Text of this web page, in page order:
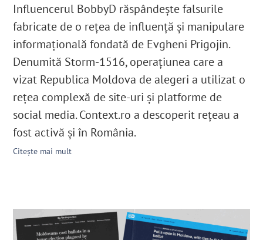
Influencerul BobbyD răspândește falsurile
fabricate de o rețea de influență și manipulare
informațională fondată de Evgheni Prigojin.
Denumită Storm-1516, operațiunea care a
vizat Republica Moldova de alegeri a utilizat o
rețea complexă de site-uri și platforme de
social media. Context.ro a descoperit rețeau a
fost activă și în România.
Citește mai mult